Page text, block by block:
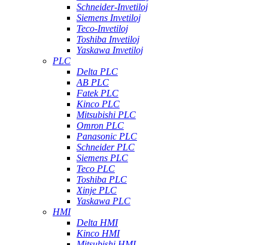
Schneider-Invetiloj
Siemens Invetiloj
Teco-Invetiloj
Toshiba Invetiloj
Yaskawa Invetiloj
PLC
Delta PLC
AB PLC
Fatek PLC
Kinco PLC
Mitsubishi PLC
Omron PLC
Panasonic PLC
Schneider PLC
Siemens PLC
Teco PLC
Toshiba PLC
Xinje PLC
Yaskawa PLC
HMI
Delta HMI
Kinco HMI